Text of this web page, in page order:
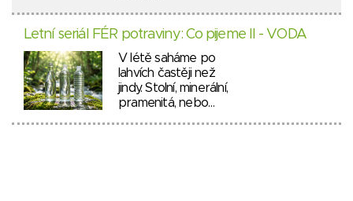
Letní seriál FÉR potraviny: Co pijeme II - VODA
V létě saháme po
lahvích častěji než
jindy. Stolní, minerální,
pramenitá, nebo…